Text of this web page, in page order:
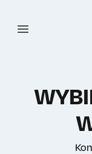
Open main